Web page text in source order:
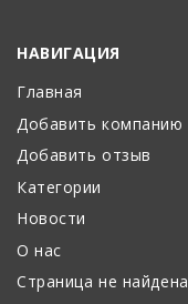
НАВИГАЦИЯ
Главная
Добавить компанию
Добавить отзыв
Категории
Новости
О нас
Страница не найдена